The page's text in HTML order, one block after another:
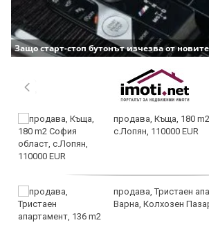
Защо старт-стоп бутонът изчезва от
продава, Къща, 180
с.Лопян, 110000 EUR
продава, Тристаен
Варна, Колхозен